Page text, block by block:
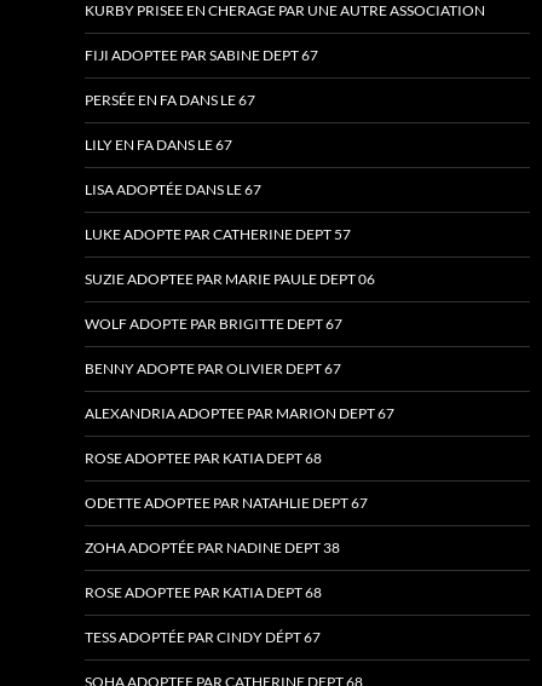
KURBY PRISEE EN CHERAGE PAR UNE AUTRE ASSOCIATION
FIJI ADOPTEE PAR SABINE DEPT 67
PERSÉE EN FA DANS LE 67
LILY EN FA DANS LE 67
LISA ADOPTÉE DANS LE 67
LUKE ADOPTE PAR CATHERINE DEPT 57
SUZIE ADOPTEE PAR MARIE PAULE DEPT 06
WOLF ADOPTE PAR BRIGITTE DEPT 67
BENNY ADOPTE PAR OLIVIER DEPT 67
ALEXANDRIA ADOPTEE PAR MARION DEPT 67
ROSE ADOPTEE PAR KATIA DEPT 68
ODETTE ADOPTEE PAR NATAHLIE DEPT 67
ZOHA ADOPTÉE PAR NADINE DEPT 38
ROSE ADOPTEE PAR KATIA DEPT 68
TESS ADOPTÉE PAR CINDY DÉPT 67
SOHA ADOPTEE PAR CATHERINE DEPT 68